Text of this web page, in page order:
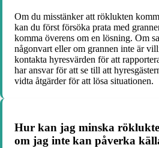
Om du misstänker att röklukten
kan du först försöka prata med
komma överens om en lösning. Om
någonvart eller om grannen inte är
kontakta hyresvärden för att
har ansvar för att se till att
vidta åtgärder för att lösa situationen.
Hur kan jag minska
om jag inte kan påverka